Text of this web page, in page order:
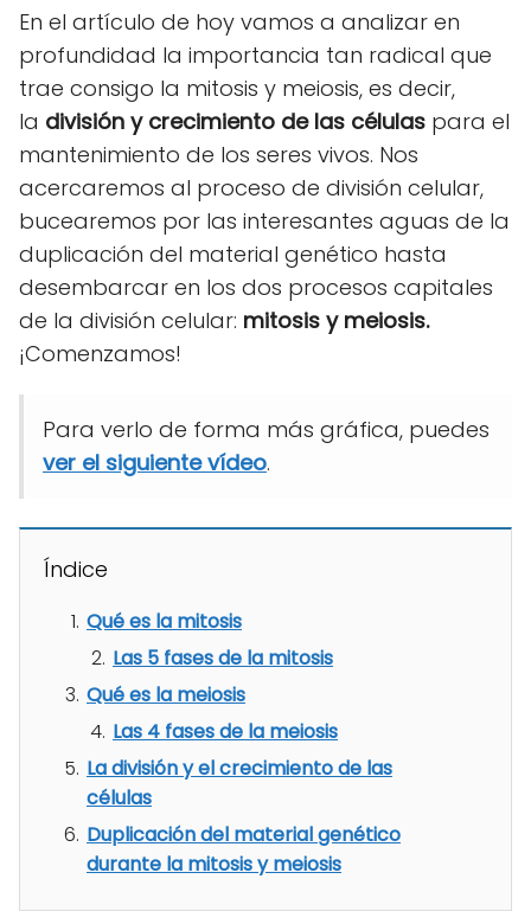
En el artículo de hoy vamos a analizar en
profundidad la importancia tan radical que
trae consigo la mitosis y meiosis, es decir,
la división y crecimiento de las células para el
mantenimiento de los seres vivos. Nos
acercaremos al proceso de división celular,
bucearemos por las interesantes aguas de la
duplicación del material genético hasta
desembarcar en los dos procesos capitales
de la división celular: mitosis ymeiosis.
¡Comenzamos!
Para verlo de forma más gráfica, puedes
ver el siguiente vídeo.
Índice
Qué es la mitosis
Las 5 fases de la mitosis
Qué es la meiosis
Las 4 fases de la meiosis
La división y el crecimiento de las
células
Duplicación del material genético
durante la mitosis y meiosis